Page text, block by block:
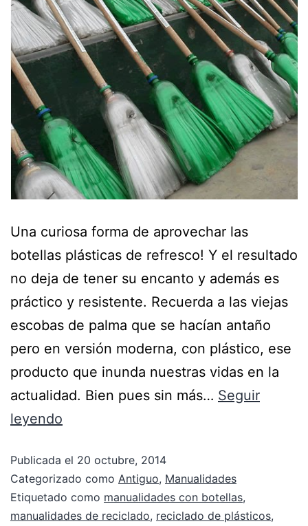
Una curiosa forma de aprovechar las
botellas plásticas de refresco! Y el resultado
no deja de tener su encanto y además es
práctico y resistente. Recuerda a las viejas
escobas de palma que se hacían antaño
pero en versión moderna, con plástico, ese
producto que inunda nuestras vidas en la
actualidad. Bien pues sin más… Seguir
leyendo
Publicada el 20 octubre, 2014
Categorizado como Antiguo, Manualidades
Etiquetado como manualidades con botellas,
manualidades de reciclado, reciclado de plásticos,